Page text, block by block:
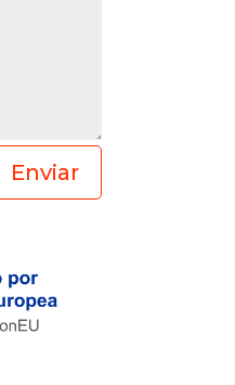
Enviar